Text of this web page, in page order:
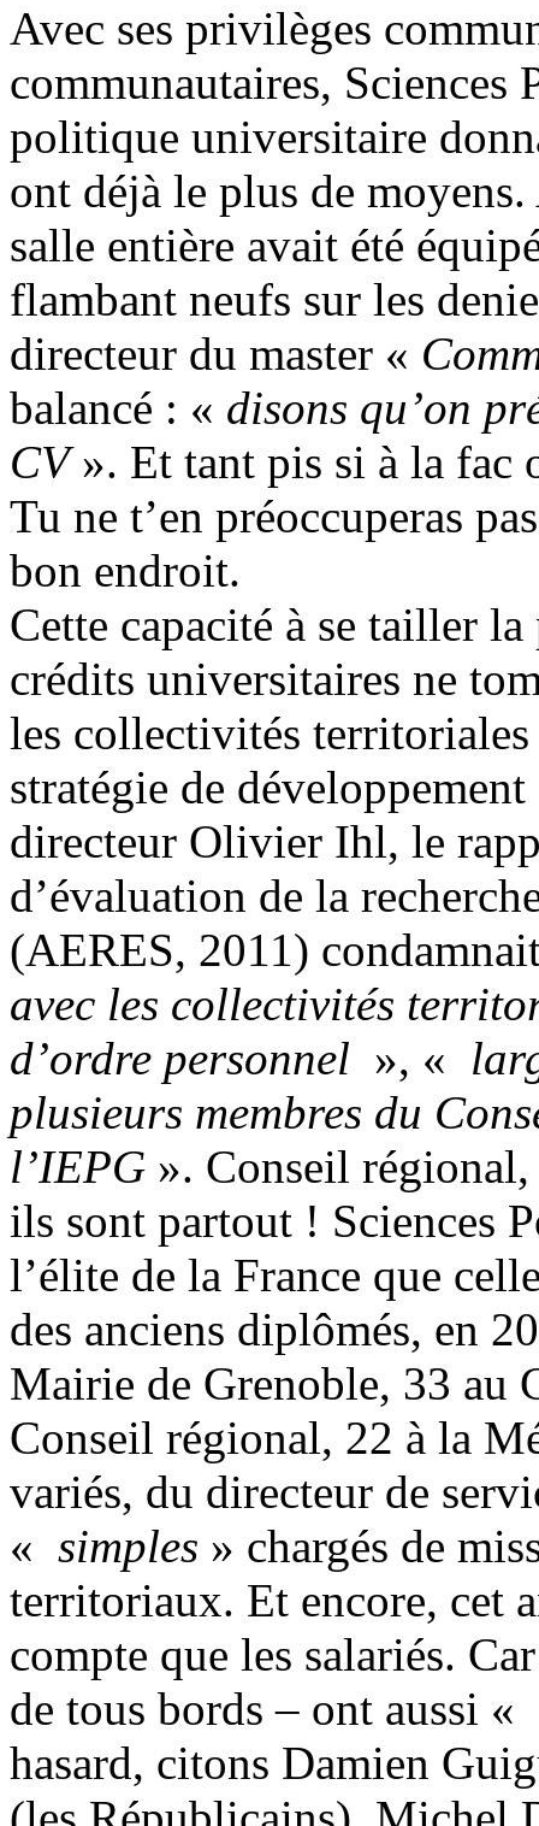
Avec ses privilèges
communautaires, Sciences
politique universitaire
ont déjà le plus de
salle entière avait été
flambant neufs sur les
directeur du master «
balancé : « disons qu’on
CV». Et tant pis si à la fac
Tu ne t’en préoccuperas
bon endroit.
Cette capacité à se tailler
crédits universitaires ne
les collectivités
stratégie de
directeur Olivier Ihl, le
d’évaluation de la
(AERES, 2011)
avec les collectivités
d’ordre personnel », «
plusieurs membres du
l’IEPG ». Conseil
ils sont partout ! Sciences
l’élite de la France que
des anciens diplômés, en
Mairie de Grenoble, 33 au
Conseil régional, 22 à la
variés, du directeur de
« simples » chargés de
territoriaux. Et encore, cet
compte que les salariés.
de tous bords – ont aussi «
hasard, citons Damien